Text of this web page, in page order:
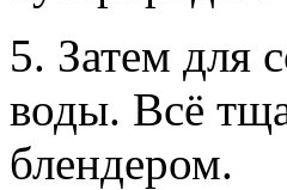
5. Затем для
воды. Всё
блендером.